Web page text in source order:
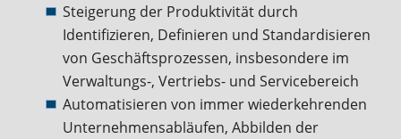
Steigerung der Produktivität durch
Identifizieren, Definieren und Standardisieren
von Geschäftsprozessen, insbesondere im
Verwaltungs-, Vertriebs- und Servicebereich
Automatisieren von immer wiederkehrenden
Unternehmensabläufen, Abbilden der